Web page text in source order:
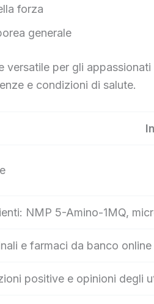
forza
generale
per gli
e condizioni di salute.
NMP 5-Amino-1MQ,
e farmaci da banco
positive e opinioni degli